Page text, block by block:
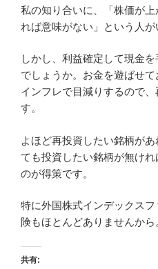
私の知り合いに、「株価が
れば意味がない」という人が
しかし、利益確定して現金
でしょうか。お金を遊ばせて
インフレで目減りするので
す。
よほど再投資したい銘柄が
ても投資したい銘柄が無け
のが得策です。
特に外国株式インデックス
険もほとんどありませんから
共有: